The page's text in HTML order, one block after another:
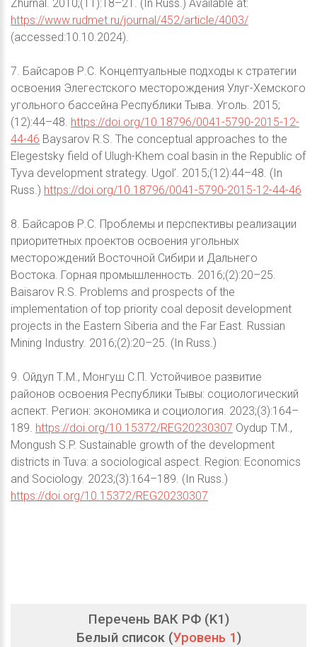
Zhurnal. 2010;(11):18–21. (In Russ.) Available at:
https://www.rudmet.ru/journal/452/article/4003/
(accessed:10.10.2024).
7. Байсаров Р.С. Концептуальные подходы к стратегии
освоения Элегестского месторождения Улуг-Хемского
угольного бассейна Республики Тыва. Уголь. 2015;
(12):44–48. https://doi.org/10.18796/0041-5790-2015-12-
44-46 Baysarov R.S. The conceptual approaches to the
Elegestsky field of Ulugh-Khem coal basin in the Republic of
Tyva development strategy. Ugol’. 2015;(12):44–48. (In
Russ.) https://doi.org/10.18796/0041-5790-2015-12-44-46
8. Байсаров Р.С. Проблемы и перспективы реализации
приоритетных проектов освоения угольных
месторождений Восточной Сибири и Дальнего
Востока. Горная промышленность. 2016;(2):20–25.
Baisarov R.S. Problems and prospects of the
implementation of top priority coal deposit development
projects in the Eastern Siberia and the Far East. Russian
Mining Industry. 2016;(2):20–25. (In Russ.)
9. Ойдуп Т.М., Монгуш С.П. Устойчивое развитие
районов освоения Республики Тывы: социологический
аспект. Регион: экономика и социология. 2023;(3):164–
189. https://doi.org/10.15372/REG20230307 Oydup T.M.,
Mongush S.P. Sustainable growth of the development
districts in Tuva: a sociological aspect. Region: Economics
and Sociology. 2023;(3):164–189. (In Russ.)
https://doi.org/10.15372/REG20230307
Перечень ВАК РФ (K1)
Белый список (Уровень 1)